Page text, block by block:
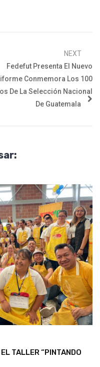
NEXT
Fedefut Presenta El Nuevo
Conmemora Los 100
De La Selección Nacional
De Guatemala
TALLER “PINTANDO